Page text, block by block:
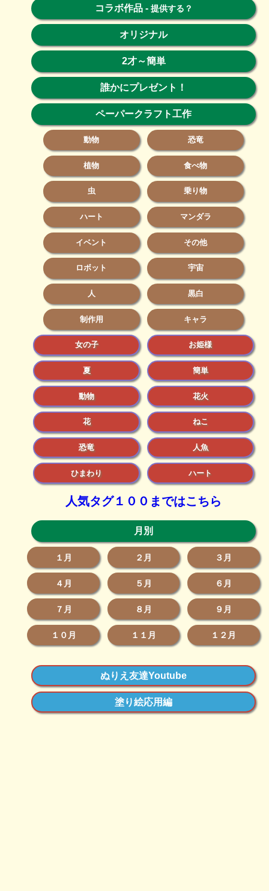
コラボ作品- 提供する？
オリジナル
2才～簡単
誰かにプレゼント！
ペーパークラフト工作
動物 恐竜
植物 食べ物
虫 乗り物
ハート マンダラ
イベント その他
ロボット 宇宙
人 黒白
制作用 キャラ
女の子 お姫様
夏 簡単
動物 花火
花 ねこ
恐竜 人魚
ひまわり ハート
人気タグ１００まではこちら
月別
１月 ２月 ３月
４月 ５月 ６月
７月 ８月 ９月
１０月 １１月 １２月
ぬりえ友達Youtube
塗り絵応用編